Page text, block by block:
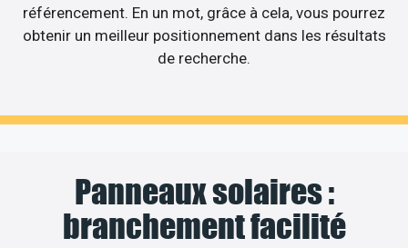
référencement. En un mot, grâce à cela, vous pourrez
obtenir un meilleur positionnement dans les résultats
de recherche.
Panneaux solaires :
branchement facilité